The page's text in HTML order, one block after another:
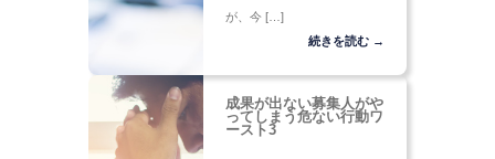
が、今 […]
続きを読む →
成果が出ない募集人がや
ってしまう危ない行動ワ
ースト3